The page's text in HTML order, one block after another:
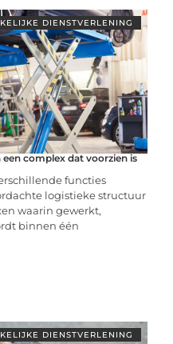
DIENSTVERLENING
complex dat voorzien is
functies
logistieke structuur
waarin gewerkt,
binnen één
DIENSTVERLENING